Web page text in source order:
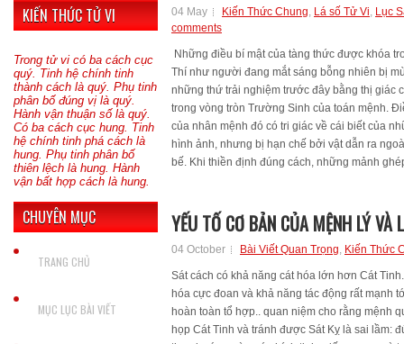
KIẾN THỨC TỬ VI
Trong tử vi có ba cách cục
quý. Tinh hệ chính tinh
thành cách là quý. Phụ tinh
phân bố đúng vị là quý.
Hành vận thuận số là quý.
Có ba cách cục hung. Tinh
hệ chính tinh phá cách là
hung. Phụ tinh phân bố
thiên lệch là hung. Hành
vận bất hợp cách là hung.
CHUYÊN MỤC
TRANG CHỦ
MỤC LỤC BÀI VIẾT
04 May Kiến Thức Chung, Lá số Tử Vi, Lục
comments
Những điều bí mật của tàng thức được khóa
Thí như người đang mắt sáng bỗng nhiên bị
những thứ trải nghiệm trước đây bằng thị giác
trong vòng tròn Trường Sinh của toán mệnh.
của nhân mệnh đó có tri giác về cái biết của
hình ảnh, nhưng bị hạn chế bởi vật dẫn ra
bế. Khi thiền định đúng cách, những mảnh
YẾU TỐ CƠ BẢN CỦA MỆNH LÝ VÀ
04 October Bài Viết Quan Trọng, Kiến Thức
Sát cách có khả năng cát hóa lớn hơn Cát
hóa cực đoan và khả năng tác động rất mạnh
hoàn toàn tổ hợp.. quan niệm cho rằng mệnh
họp Cát Tinh và tránh được Sát Kỵ là sai lầm: